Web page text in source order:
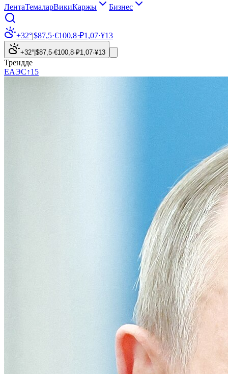
ЛентаТемаларВикиКаржы Бизнес
+32°|$87,5·€100,8·₽1,07·¥13
+32° $87,5·€100,8·₽1,07·¥13
Трендде
ЕАЭС↑15